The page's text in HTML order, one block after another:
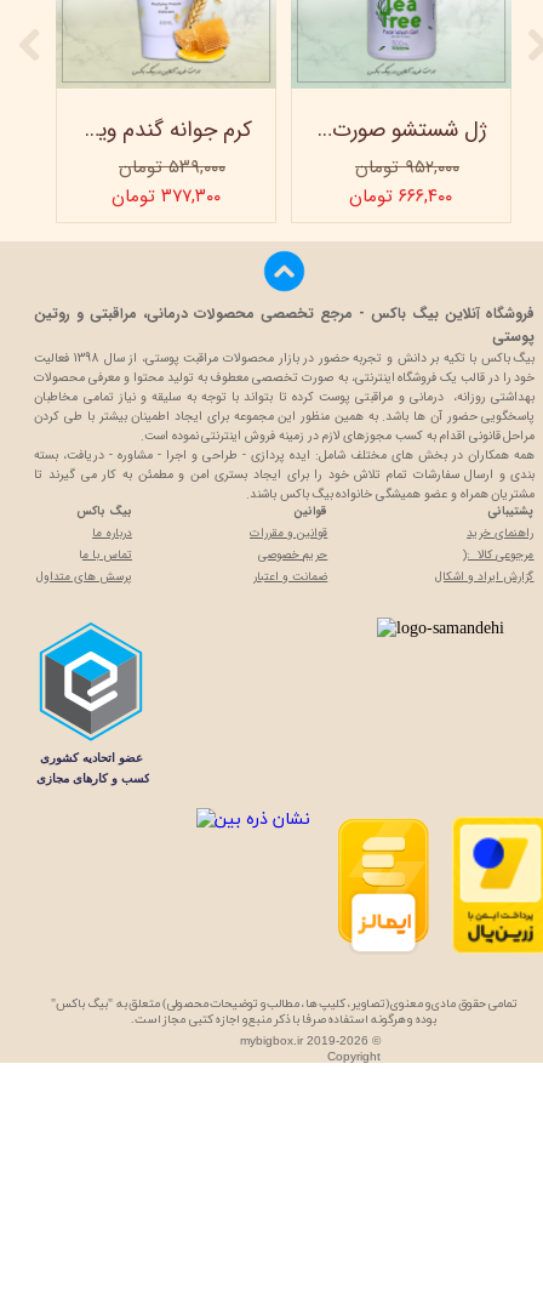
کرم جوانه گندم ویتابلا - تیوپی 60 میلی‌ لیتر
۵۳۹,۰۰۰ تومان
۳۷۷,۳۰۰ تومان
ژل شستشو صورت ویتابلا - 300 میلی لیتر
۹۵۲,۰۰۰ تومان
۶۶۶,۴۰۰ تومان
پشتیبانی
راهنمای خرید
مرجوعی کالا :(
گزارش ایراد و اشکال
قوانین
قوانین و مقررات
حریم خصوصی
ضمانت و اعتبار
تمامی حقوق مادی و معنوی (تصاویر، کلیپ ها، مطالب و توضیحات محصولی) متعلق به "بیگ باکس"
بوده و هرگونه استفاده صرفا با ذکر منبع و اجازه کتبی مجاز است.
بیگ باکس
درباره ما
تماس با ما
پرسش های متداول
فروشگاه آنلاین بیگ باکس - مرجع تخصصی محصولات درمانی، مراقبتی و روتین
پوستی
بیگ باکس با تکیه بر دانش و تجربه حضور در بازار محصولات مراقبت پوستی، از سال 1398 فعالیت
خود را در قالب یک فروشگاه اینترنتی، به صورت تخصصی معطوف به تولید محتوا و معرفی محصولات
بهداشتی روزانه، درمانی و مراقبتی پوست کرده تا بتواند با توجه به سلیقه و نیاز تمامی مخاطبان
پاسخگویی حضور آن ها باشد. به همین منظور این مجموعه برای ایجاد اطمینان بیشتر با طی کردن
مراحل قانونی اقدام به کسب مجوزهای لازم در زمینه فروش اینترنتی نموده است.
همه همکاران در بخش های مختلف شامل: ایده پردازی - طراحی و اجرا - مشاوره - دریافت، بسته
بندی و ارسال سفارشات تمام تلاش خود را برای ایجاد بستری امن و مطمئن به کار می گیرند تا
مشتریان همراه و عضو همیشگی خانواده بیگ باکس باشند.
mybigbox.ir 2019-2026 ©
Copyright